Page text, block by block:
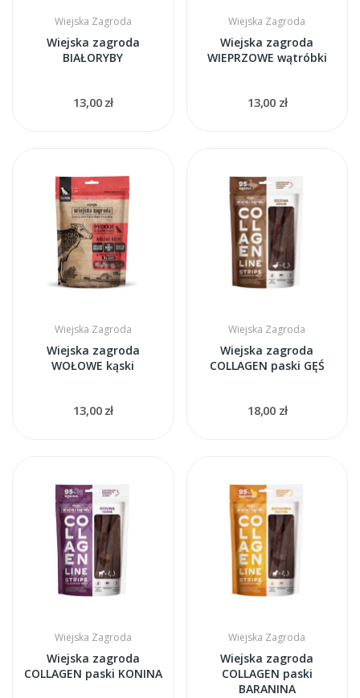
Wiejska Zagroda
Wiejska zagroda
BIAŁORYBY
13,00 zł
Wiejska Zagroda
Wiejska zagroda
WIEPRZOWE wątróbki
13,00 zł
Wiejska Zagroda
Wiejska zagroda
WOŁOWE kąski
13,00 zł
Wiejska Zagroda
Wiejska zagroda
COLLAGEN paski GĘŚ
18,00 zł
Wiejska Zagroda
Wiejska zagroda
COLLAGEN paski KONINA
Wiejska Zagroda
Wiejska zagroda
COLLAGEN paski
BARANINA